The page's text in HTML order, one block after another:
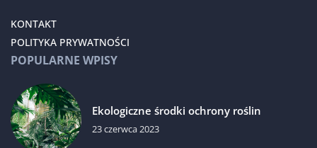
KONTAKT
POLITYKA PRYWATNOŚCI
POPULARNE WPISY
Ekologiczne środki ochrony roślin
23 czerwca 2023